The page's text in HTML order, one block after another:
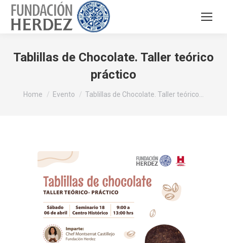
Tablillas de Chocolate. Taller teórico
práctico
You are here:
Home Evento Tablillas de Chocolate. Taller teórico…